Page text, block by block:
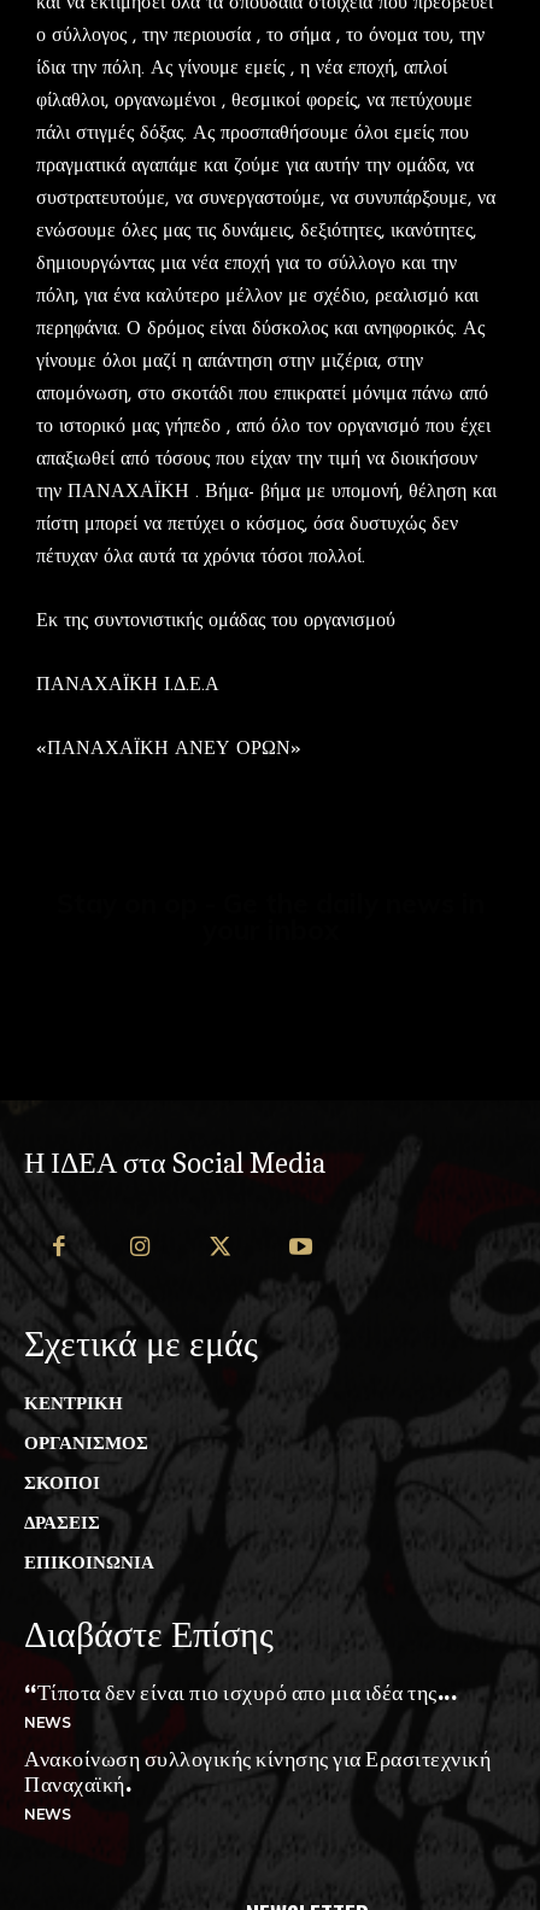
ο σύλλογος , την περιουσία , το σήμα , το όνομα του, την
ίδια την πόλη. Ας γίνουμε εμείς , η νέα εποχή, απλοί
φίλαθλοι, οργανωμένοι , θεσμικοί φορείς, να πετύχουμε
πάλι στιγμές δόξας. Ας προσπαθήσουμε όλοι εμείς που
πραγματικά αγαπάμε και ζούμε για αυτήν την ομάδα, να
συστρατευτούμε, να συνεργαστούμε, να συνυπάρξουμε, να
ενώσουμε όλες μας τις δυνάμεις, δεξιότητες, ικανότητες,
δημιουργώντας μια νέα εποχή για το σύλλογο και την
πόλη, για ένα καλύτερο μέλλον με σχέδιο, ρεαλισμό και
περηφάνια. Ο δρόμος είναι δύσκολος και ανηφορικός. Ας
γίνουμε όλοι μαζί η απάντηση στην μιζέρια, στην
απομόνωση, στο σκοτάδι που επικρατεί μόνιμα πάνω από
το ιστορικό μας γήπεδο , από όλο τον οργανισμό που έχει
απαξιωθεί από τόσους που είχαν την τιμή να διοικήσουν
την ΠΑΝΑΧΑΪΚΗ . Βήμα- βήμα με υπομονή, θέληση και
πίστη μπορεί να πετύχει ο κόσμος, όσα δυστυχώς δεν
πέτυχαν όλα αυτά τα χρόνια τόσοι πολλοί.
Εκ της συντονιστικής ομάδας του οργανισμού
ΠΑΝΑΧΑΪΚΗ Ι.Δ.Ε.Α
«ΠΑΝΑΧΑΪΚΗ ΑΝΕΥ ΟΡΩΝ»
Η ΙΔΕΑ στα Social Media
Σχετικά με εμάς
ΚΕΝΤΡΙΚΗ
ΟΡΓΑΝΙΣΜΟΣ
ΣΚΟΠΟΙ
ΔΡΑΣΕΙΣ
ΕΠΙΚΟΙΝΩΝΙΑ
Διαβάστε Επίσης
“Τίποτα δεν είναι πιο ισχυρό απο μια ιδέα της...
NEWS
Ανακοίνωση συλλογικής κίνησης για Ερασιτεχνική
Παναχαϊκή.
NEWS